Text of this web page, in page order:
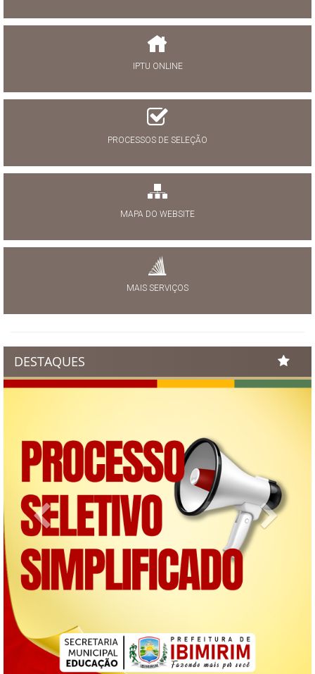
IPTU ONLINE
PROCESSOS DE SELEÇÃO
MAPA DO WEBSITE
MAIS SERVIÇOS
DESTAQUES
Previous Next